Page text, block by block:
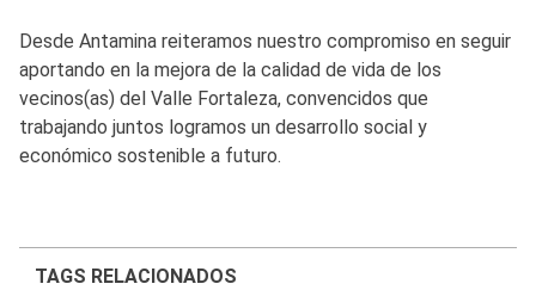
Desde Antamina reiteramos nuestro compromiso en seguir
aportando en la mejora de la calidad de vida de los
vecinos(as) del Valle Fortaleza, convencidos que
trabajando juntos logramos un desarrollo social y
económico sostenible a futuro.
TAGS RELACIONADOS